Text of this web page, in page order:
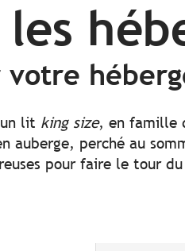
les
votre
lit king size, en famille
auberge, perché au
pour faire le tour